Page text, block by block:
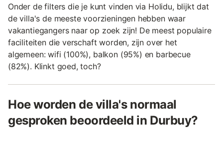
Onder de filters die je kunt vinden via Holidu, blijkt dat
de villa's de meeste voorzieningen hebben waar
vakantiegangers naar op zoek zijn! De meest populaire
faciliteiten die verschaft worden, zijn over het
algemeen: wifi (100%), balkon (95%) en barbecue
(82%). Klinkt goed, toch?
Hoe worden de villa's normaal
gesproken beoordeeld in Durbuy?